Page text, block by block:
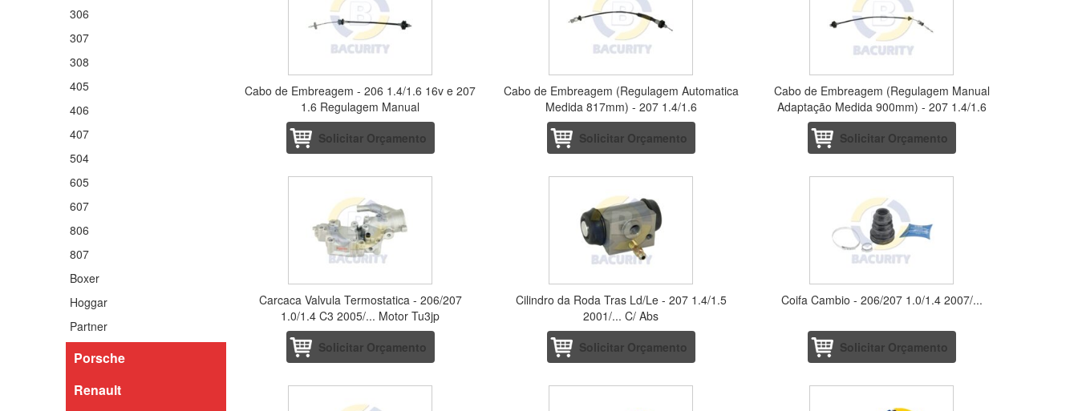
306
307
308
405
406
407
504
605
607
806
807
Boxer
Hoggar
Partner
Porsche
Renault
Cabo de Embreagem - 206 1.4/1.6 16v e 207
1.6 Regulagem Manual
Solicitar Orçamento
Cabo de Embreagem (Regulagem Automatica
Medida 817mm) - 207 1.4/1.6
Solicitar Orçamento
Cabo de Embreagem (Regulagem Manual
Adaptação Medida 900mm) - 207 1.4/1.6
Solicitar Orçamento
Carcaca Valvula Termostatica - 206/207
1.0/1.4 C3 2005/... Motor Tu3jp
Solicitar Orçamento
Cilindro da Roda Tras Ld/Le - 207 1.4/1.5
2001/... C/ Abs
Solicitar Orçamento
Coifa Cambio - 206/207 1.0/1.4 2007/...
Solicitar Orçamento